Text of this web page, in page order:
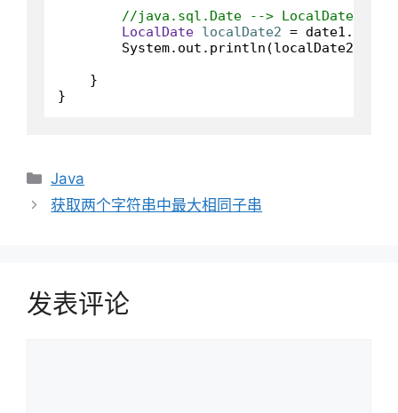
//java.sql.Date --> LocalDate
LocalDate localDate2 =
        System.out.println(localDate2);
    }
}
分
类
Java
获取两个字符串中最大相同子串
发表评论